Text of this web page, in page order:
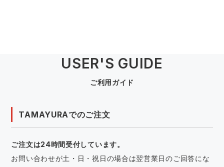
USER'S GUIDE
ご利用ガイド
TAMAYURAでのご注文
ご注文は24時間受付しています。
お問い合わせが土・日・祝日の場合は翌営業日のご回答にな